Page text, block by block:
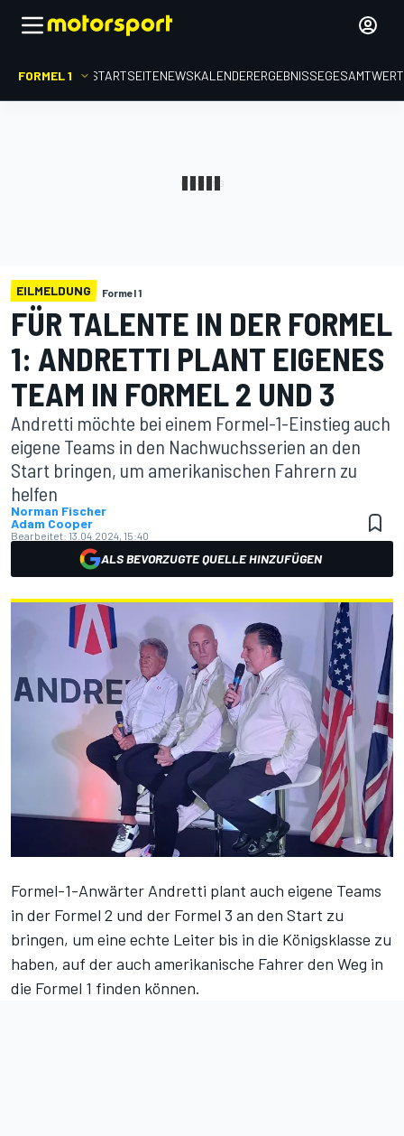
FORMEL 1 STARTSEITENEWSKALENDERERGEBNISSE
EILMELDUNG Formel 1
FÜR TALENTE IN DER FORMEL
1: ANDRETTI PLANT EIGENES
TEAM IN FORMEL 2 UND 3
Andretti möchte bei einem Formel-1-Einstieg auch
eigene Teams in den Nachwuchsserien an den
Start bringen, um amerikanischen Fahrern zu
helfen
Norman Fischer
Adam Cooper
Bearbeitet: 13.04.2024, 15:40
ALS BEVORZUGTE QUELLE HINZUFÜGEN
Formel-1-Anwärter Andretti plant auch eigene Teams
in der Formel 2 und der Formel 3 an den Start zu
bringen, um eine echte Leiter bis in die Königsklasse zu
haben, auf der auch amerikanische Fahrer den Weg in
die Formel 1 finden können.